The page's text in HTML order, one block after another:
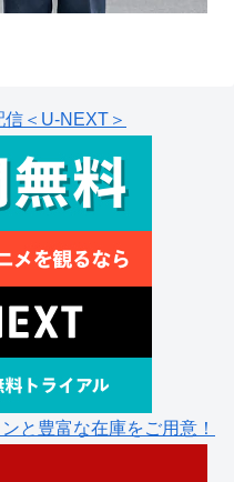
＜U-NEXT＞
と豊富な在庫をご用意！